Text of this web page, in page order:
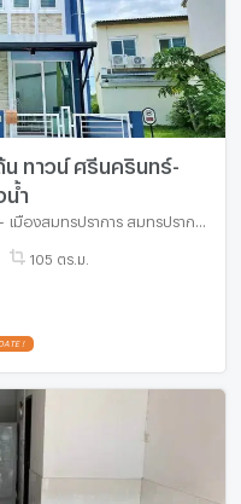
น ทาวน์ ศรีนครินทร์-
น้ำ
105 ตร.ม.
!